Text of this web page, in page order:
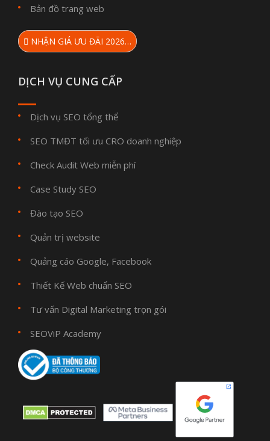
Bản đồ trang web
NHẬN GIÁ ƯU ĐÃI 2026…
DỊCH VỤ CUNG CẤP
Dịch vụ SEO tổng thể
SEO TMĐT tối ưu CRO doanh nghiệp
Check Audit Web miễn phí
Case Study SEO
Đào tạo SEO
Quản trị website
Quảng cáo Google, Facebook
Thiết Kế Web chuẩn SEO
Tư vấn Digital Marketing trọn gói
SEOViP Academy